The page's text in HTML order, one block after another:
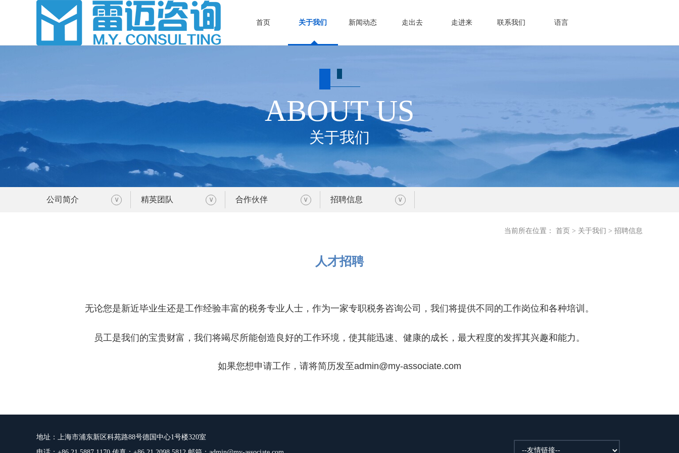
首页 关于我们 新闻动态 走出去 走进来 联系我们 语言
ABOUT US
关于我们
公司简介 精英团队 合作伙伴 招聘信息
当前所在位置： 首页 > 关于我们 > 招聘信息
人才招聘
无论您是新近毕业生还是工作经验丰富的税务专业人士，作为一家专职税务咨询公司，我们将提供不同的工作岗位和各种培训。
员工是我们的宝贵财富，我们将竭尽所能创造良好的工作环境，使其能迅速、健康的成长，最大程度的发挥其兴趣和能力。
如果您想申请工作，请将简历发至admin@my-associate.com
地址：上海市浦东新区科苑路88号德国中心1号楼320室